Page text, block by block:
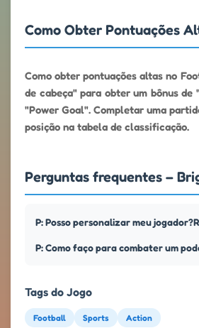
Como Obter Pontuações
Como obter pontuações altas no
de cabeça" para obter um bônus
"Power Goal". Completar uma
posição na tabela de classificação.
Perguntas frequentes –
P: Posso personalizar meu
P: Como faço para combater um
Tags do Jogo
Football Sports Action